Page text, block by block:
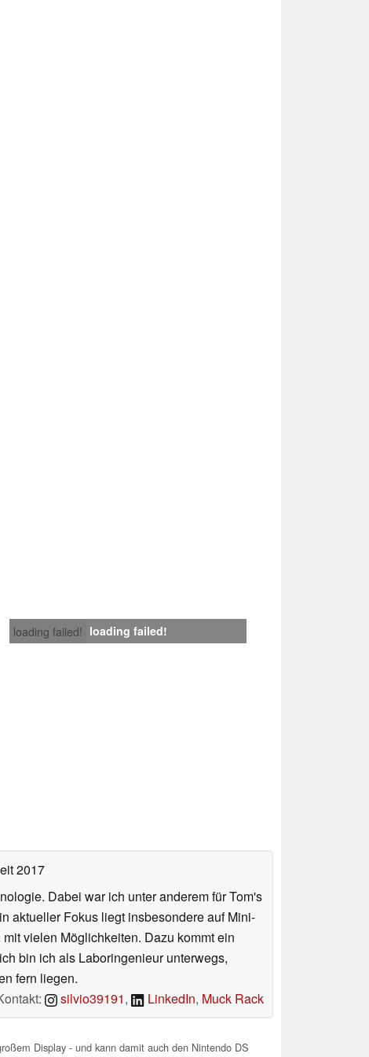
loading failed! loading failed!
2017
Dabei war ich unter anderem für Tom's
aktueller Fokus liegt insbesondere auf Mini-
vielen Möglichkeiten. Dazu kommt ein
bin ich als Laboringenieur unterwegs,
fern liegen.
silvio39191, LinkedIn, Muck Rack
Display - und kann damit auch den Nintendo DS